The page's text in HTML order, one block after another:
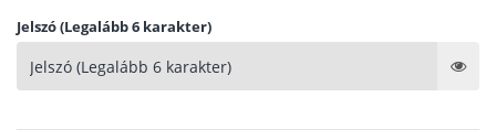
Jelszó (Legalább 6 karakter)